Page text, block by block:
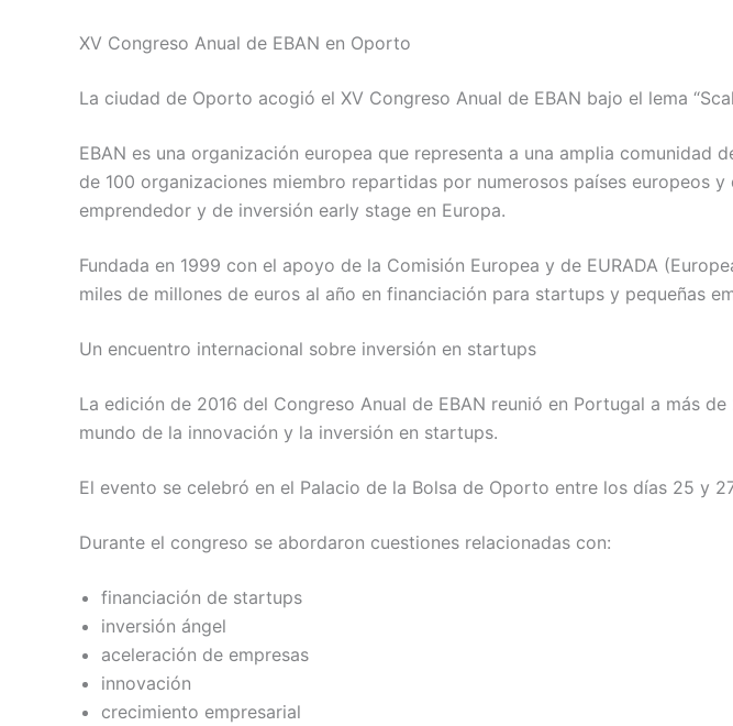
XV Congreso Anual de EBAN en Oporto
La ciudad de Oporto acogió el XV Congreso Anual de EBAN bajo el lema
EBAN es una organización europea que representa a una amplia
de 100 organizaciones miembro repartidas por numerosos países europeos
emprendedor y de inversión early stage en Europa.
Fundada en 1999 con el apoyo de la Comisión Europea y de EURADA
miles de millones de euros al año en financiación para startups y pequeñas
Un encuentro internacional sobre inversión en startups
La edición de 2016 del Congreso Anual de EBAN reunió en Portugal a más
mundo de la innovación y la inversión en startups.
El evento se celebró en el Palacio de la Bolsa de Oporto entre los días 25 y
Durante el congreso se abordaron cuestiones relacionadas con:
financiación de startups
inversión ángel
aceleración de empresas
innovación
crecimiento empresarial